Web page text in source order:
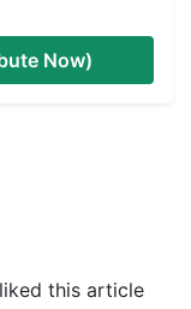
Now)
this article